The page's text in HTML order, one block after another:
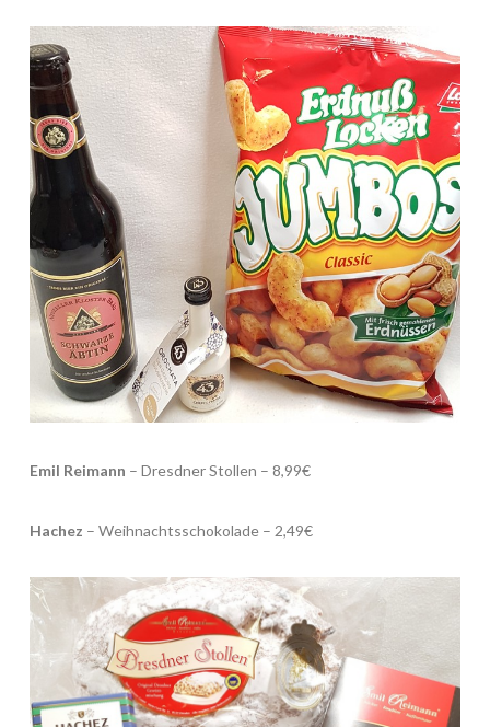
Emil Reimann – Dresdner Stollen – 8,99€
Hachez – Weihnachtsschokolade – 2,49€